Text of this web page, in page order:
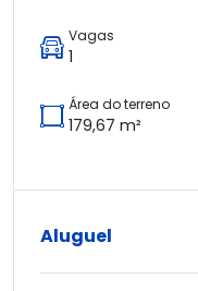
Vagas
1
Área do terreno
179,67 m²
Aluguel